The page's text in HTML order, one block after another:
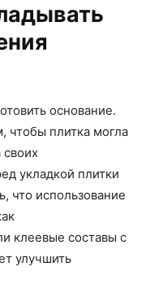
основание.
чтобы плитка могла
своих
укладкой плитки
что использование
клеевые составы с
улучшить